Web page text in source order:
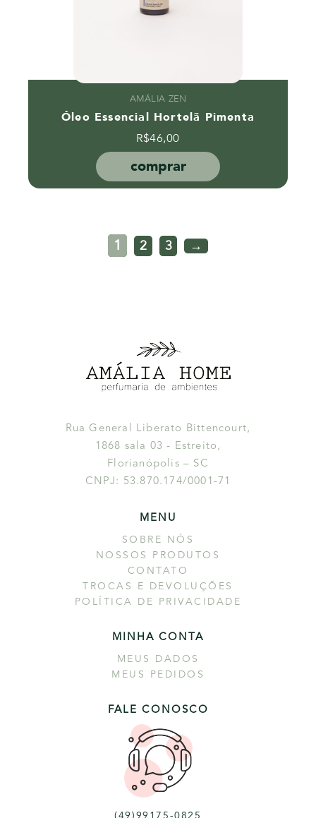
AMÁLIA ZEN
Óleo Essencial Hortelã Pimenta
R$46,00
comprar
1 2 3 →
Rua General Liberato Bittencourt,
1868 sala 03 - Estreito,
Florianópolis – SC
CNPJ: 53.870.174/0001-71
MENU
SOBRE NÓS
NOSSOS PRODUTOS
CONTATO
TROCAS E DEVOLUÇÕES
POLÍTICA DE PRIVACIDADE
MINHA CONTA
MEUS DADOS
MEUS PEDIDOS
FALE CONOSCO
(49)99175-0825